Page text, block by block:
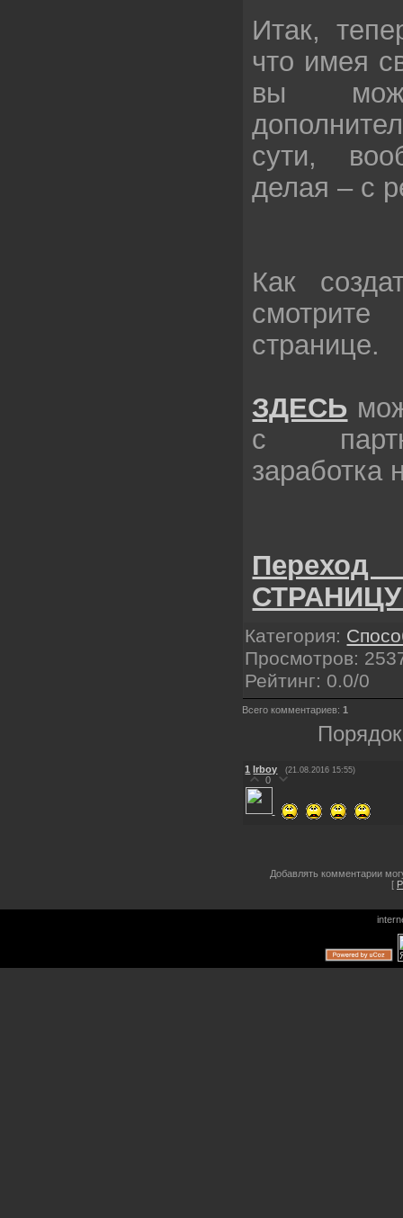
Итак,
что имея
вы
сути,
делая – с
Как
странице.
ЗДЕСЬ
с
заработка
СТРАНИЦУ
Категория:
Просмотров:
Рейтинг: 0.0/0
Всего комментариев:1
1 lrboy (21.08.2016 15:55)
0
Добавлять комментарии
[